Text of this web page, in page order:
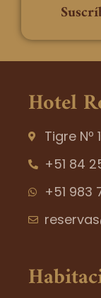
Hotel
Tigre Nº
+51 84
+51 983